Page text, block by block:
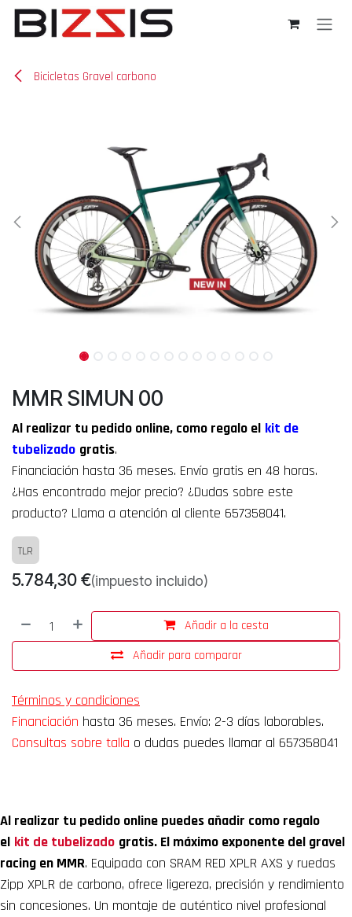
Ir al contenido
Bicicletas Gravel carbono
MMR SIMUN 00
Al realizar tu pedido online, como regalo el kit de
tubelizado gratis.
Financiación hasta 36 meses. Envío gratis en 48 horas.
¿Has encontrado mejor precio? ¿Dudas sobre este
producto? Llama a atención al cliente 657358041.
TLR
5.784,30 €(impuesto incluido)
Añadir a la cesta
Añadir para comparar
Términos y condiciones
Financiación hasta 36 meses. Envío: 2-3 días laborables.
Consultas sobre talla o dudas puedes llamar al 657358041
Al realizar tu pedido online puedes añadir como regalo
el kit de tubelizado gratis. El máximo exponente del gravel
racing en MMR. Equipada con SRAM RED XPLR AXS y ruedas
Zipp XPLR de carbono, ofrece ligereza, precisión y rendimiento
sin concesiones. Un montaje de auténtico nivel profesional